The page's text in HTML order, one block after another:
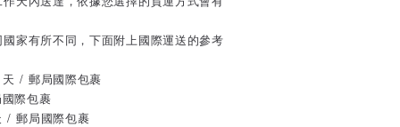
家有所不同，下面附上國際運送的參考
/ 郵局國際包裹
際包裹
/ 郵局國際包裹